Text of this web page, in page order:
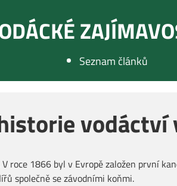
Seznam článků
vodáctví
roce 1866 byl v Evropě založen první
společně se závodními koňmi.